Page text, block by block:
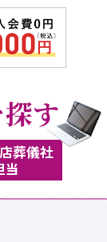
す
葬儀社
当